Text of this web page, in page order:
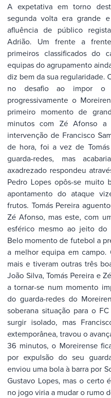
A expetativa em torno
segunda volta era grande
afluência de público
Adrião. Um frente a
primeiros classificados do
equipas do agrupamento
diz bem da sua regularidade.
no desafio ao impor o
progressivamente o
primeiro momento de
minutos com Zé Afonso a
intervenção de Francisco
de hora, foi a vez de
guarda-redes, mas
axadrezado respondeu
Pedro Lopes opôs-se muito
apontamento do ataque
frutos. Tomás Pereira
Zé Afonso, mas este, com
esférico mesmo ao jeito do
Belo momento de futebol a
a melhor equipa em
mais e tiveram outras três
João Silva, Tomás Pereira e
a tornar-se num momento
do guarda-redes do
soberana situação para o
surgir isolado, mas
extemporânea, travou o
36 minutos, o Moreirense
por expulsão do seu
enviou uma bola à barra por
Gustavo Lopes, mas o certo
no jogo viria a mudar o rumo